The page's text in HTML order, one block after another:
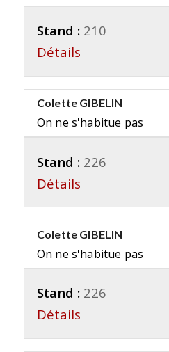
Stand : 210
Détails
Colette GIBELIN
On ne s'habitue pas
Stand : 226
Détails
Colette GIBELIN
On ne s'habitue pas
Stand : 226
Détails